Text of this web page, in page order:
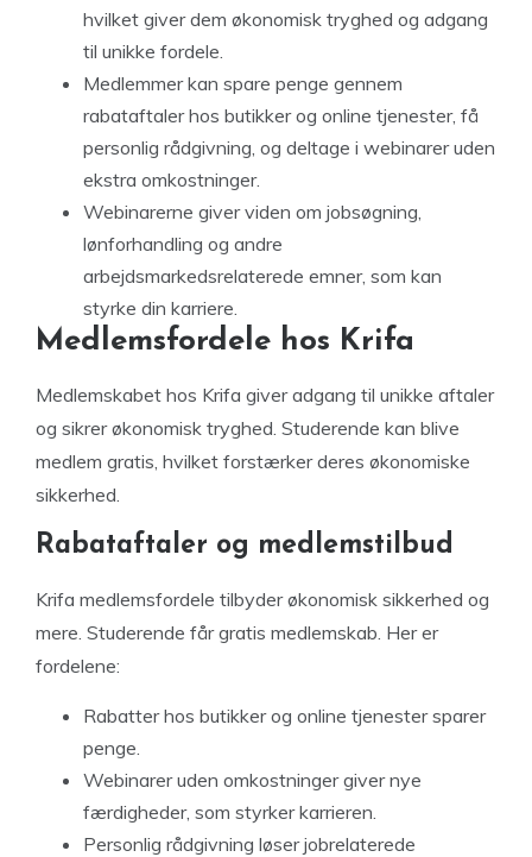
hvilket giver dem økonomisk tryghed og adgang
til unikke fordele.
Medlemmer kan spare penge gennem
rabataftaler hos butikker og online tjenester, få
personlig rådgivning, og deltage i webinarer uden
ekstra omkostninger.
Webinarerne giver viden om jobsøgning,
lønforhandling og andre
arbejdsmarkedsrelaterede emner, som kan
styrke din karriere.
Medlemsfordele hos Krifa
Medlemskabet hos Krifa giver adgang til unikke aftaler
og sikrer økonomisk tryghed. Studerende kan blive
medlem gratis, hvilket forstærker deres økonomiske
sikkerhed.
Rabataftaler og medlemstilbud
Krifa medlemsfordele tilbyder økonomisk sikkerhed og
mere. Studerende får gratis medlemskab. Her er
fordelene:
Rabatter hos butikker og online tjenester sparer
penge.
Webinarer uden omkostninger giver nye
færdigheder, som styrker karrieren.
Personlig rådgivning løser jobrelaterede